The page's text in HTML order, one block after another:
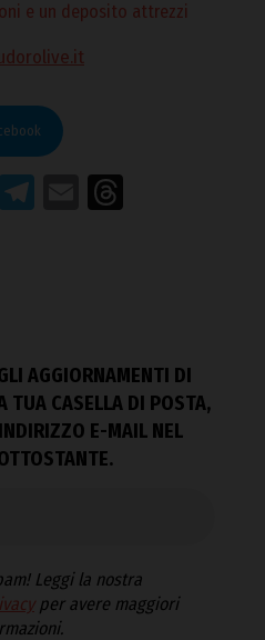
e un deposito attrezzi
WhatsApp
Telegram
Email
AGGIORNAMENTI DI
TUA CASELLA DI POSTA,
E-MAIL NEL
Leggi la nostra
per avere maggiori